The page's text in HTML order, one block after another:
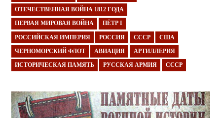
ОТЕЧЕСТВЕННАЯ ВОЙНА 1812 ГОДА
ПЕРВАЯ МИРОВАЯ ВОЙНА ПЁТР I
РОССИЙСКАЯ ИМПЕРИЯ РОССИЯ СССР США
ЧЕРНОМОРСКИЙ ФЛОТ АВИАЦИЯ АРТИЛЛЕРИЯ
ИСТОРИЧЕСКАЯ ПАМЯТЬ РУССКАЯ АРМИЯ СССР